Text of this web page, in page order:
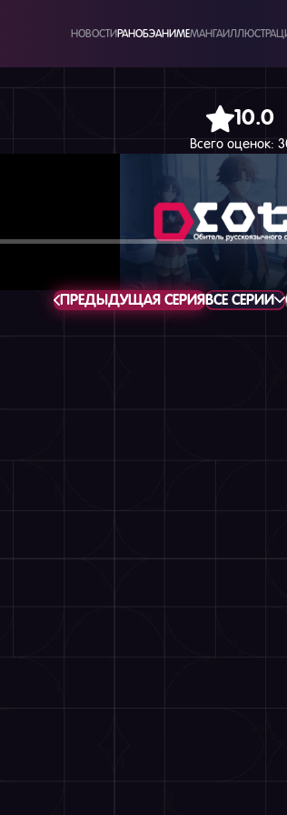
НОВОСТИРАНОБЭАНИМЕМАНГА
10.0
Всего оценок:
ПРЕДЫДУЩАЯ СЕРИЯВСЕ СЕРИИ